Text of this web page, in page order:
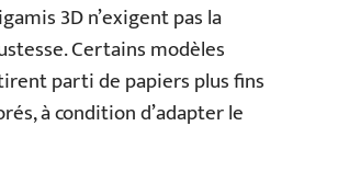
3D n’exigent pas la
Certains modèles
parti de papiers plus fins
à condition d’adapter le